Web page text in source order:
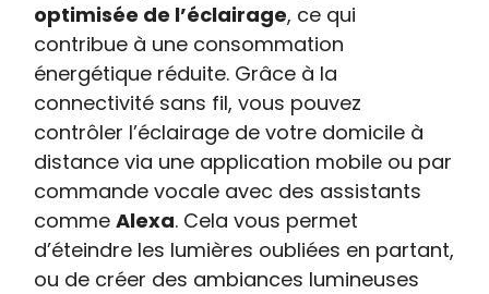
optimisée de l’éclairage, ce qui
contribue à une consommation
énergétique réduite. Grâce à la
connectivité sans fil, vous pouvez
contrôler l’éclairage de votre domicile à
distance via une application mobile ou par
commande vocale avec des assistants
commeAlexa. Cela vous permet
d’éteindre les lumières oubliées en partant,
ou de créer des ambiances lumineuses